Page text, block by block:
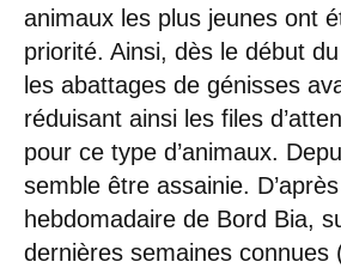
animaux les plus jeunes ont
priorité. Ainsi, dès le début
les abattages de génisses
réduisant ainsi les files
pour ce type d’animaux.
semble être assainie.
hebdomadaire de Bord Bia,
dernières semaines connues